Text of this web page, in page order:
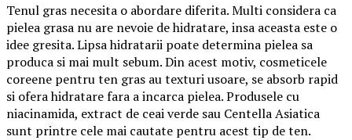
Tenul gras necesita o abordare diferita. Multi considera ca
pielea grasa nu are nevoie de hidratare, insa aceasta este o
idee gresita. Lipsa hidratarii poate determina pielea sa
produca si mai mult sebum. Din acest motiv, cosmeticele
coreene pentru ten gras au texturi usoare, se absorb rapid
si ofera hidratare fara a incarca pielea. Produsele cu
niacinamida, extract de ceai verde sau Centella Asiatica
sunt printre cele mai cautate pentru acest tip de ten.